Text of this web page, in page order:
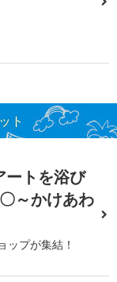
ト
トを浴び
～かけあわ
ップが集結！